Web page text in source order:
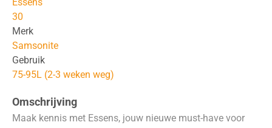
30
Merk
Samsonite
Gebruik
75-95L (2-3 weken weg)
Omschrijving
Maak kennis met Essens, jouw nieuwe must-have voor